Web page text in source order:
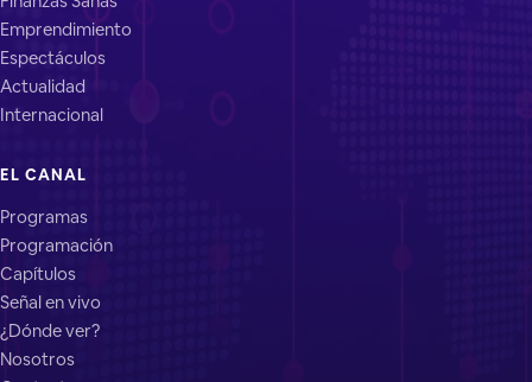
Emprendimiento
Espectáculos
Actualidad
Internacional
EL CANAL
Programas
Programación
Capítulos
Señal en vivo
¿Dónde ver?
Nosotros